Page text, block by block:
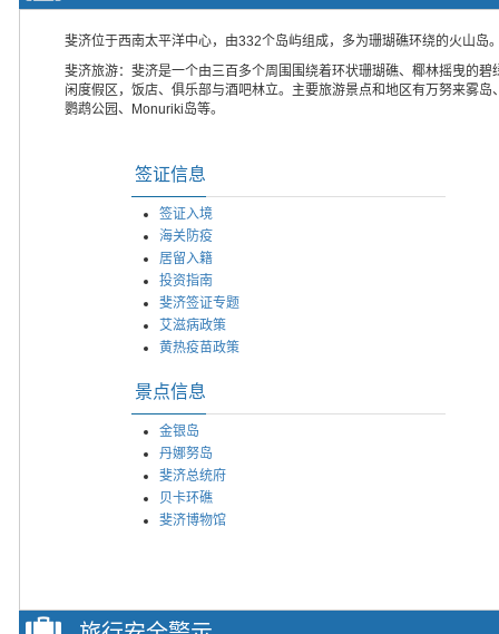
斐济位于西南太平洋中心，由332个岛屿组成，多为珊瑚礁环绕的火山
斐济旅游：斐济是一个由三百多个周围围绕着环状珊瑚礁、椰林摇曳的
闲度假区，饭店、俱乐部与酒吧林立。主要旅游景点和地区有万努来雾
鹦鹉公园、Monuriki岛等。
签证信息
签证入境
海关防疫
居留入籍
投资指南
斐济签证专题
艾滋病政策
黄热疫苗政策
景点信息
金银岛
丹娜努岛
斐济总统府
贝卡环礁
斐济博物馆